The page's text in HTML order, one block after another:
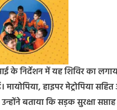
के निर्देशन में यह शिविर का
हाइपर मेट्रोपिया
बताया कि सड़क सुरक्षा